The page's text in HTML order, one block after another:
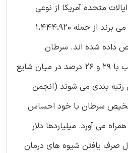
در ایالات متحده آمریکا از نوعی
سرطان در سال 2007 رنج می برند از جمله 1،444،920
داده شده اند. سرطان
پروستات و پستان به ترتیب با 29 و 26 درصد در میان شایع
رتبه بندی می شوند (انجمن
2007). تشخیص سرطان با خود احساس
می آورد. میلیاردها دلار
صرف یافتن شیوه های درمان